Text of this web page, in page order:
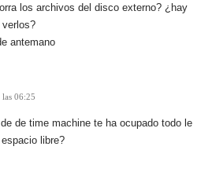
los archivos del disco externo? ¿hay
verlos?
antemano
06:25
de time machine te ha ocupado todo le
libre?